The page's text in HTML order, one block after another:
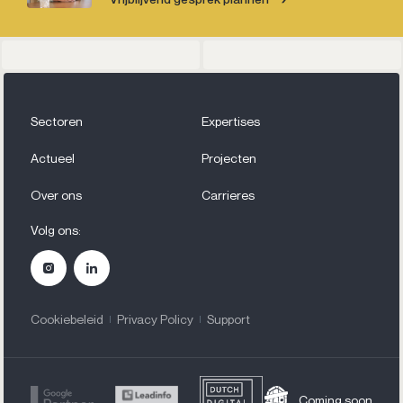
Sectoren Expertises
Actueel Projecten
Over ons Carrieres
Volg ons:
Cookiebeleid Privacy Policy Support
Coming soon